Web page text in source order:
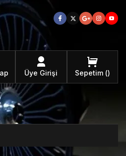
Üye Girişi Sepetim